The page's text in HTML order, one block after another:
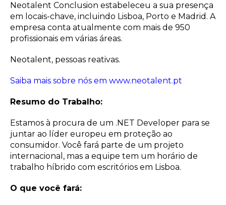
Neotalent Conclusion estabeleceu a sua presença
em locais-chave, incluindo Lisboa, Porto e Madrid. A
empresa conta atualmente com mais de 950
profissionais em várias áreas.
Neotalent, pessoas reativas.
Saiba mais sobre nós em www.neotalent.pt
Resumo do Trabalho:
Estamos à procura de um .NET Developer para se
juntar ao líder europeu em proteção ao
consumidor. Você fará parte de um projeto
internacional, mas a equipe tem um horário de
trabalho híbrido com escritórios em Lisboa.
O que você fará: